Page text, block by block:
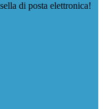
di posta elettronica!